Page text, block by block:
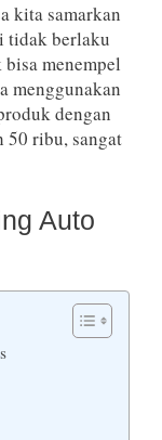
kita samarkan
tidak berlaku
menempel
menggunakan
dengan
50 ribu, sangat
Auto